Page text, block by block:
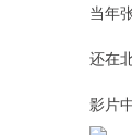
当年
还在
影片